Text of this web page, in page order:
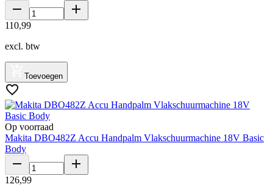
110,99
excl. btw
Toevoegen
Op voorraad
Makita DBO482Z Accu Handpalm Vlakschuurmachine 18V Basic
Body
126,99